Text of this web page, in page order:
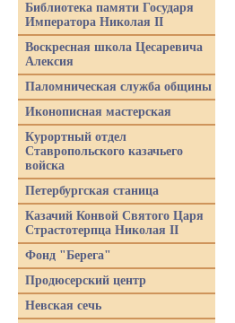
Библиотека памяти Государя
Императора Николая II
Воскресная школа Цесаревича
Алексия
Паломническая служба общины
Иконописная мастерская
Курортный отдел
Ставропольского казачьего
войска
Петербургская станица
Казачий Конвой Святого Царя
Страстотерпца Николая II
Фонд "Берега"
Продюсерский центр
Невская сечь